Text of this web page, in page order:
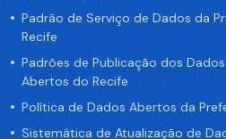
Padrão de Serviço de Dados da
Recife
Padrões de Publicação dos
Abertos do Recife
Política de Dados Abertos da
Sistemática de Atualização de